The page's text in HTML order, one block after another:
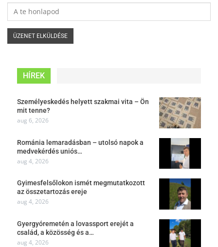
HÍREK
Személyeskedés helyett szakmai vita – Ön
mit tenne?
aug 6, 2026
Románia lemaradásban – utolsó napok a
medvekérdés uniós…
aug 4, 2026
Gyimesfelsőlokon ismét megmutatkozott
az összetartozás ereje
aug 4, 2026
Gyergyóremetén a lovassport erejét a
család, a közösség és a…
aug 4, 2026